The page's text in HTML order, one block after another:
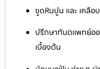
ขูดหินปูน และ เคลื
ปรึกษาทันตแพทย์ออ
เบื้องต้น